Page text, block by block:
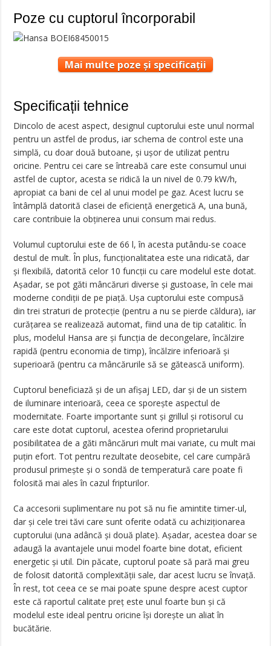
Poze cu cuptorul încorporabil
Mai multe poze și specificații
Specificații tehnice
Dincolo de acest aspect, designul cuptorului este unul normal
pentru un astfel de produs, iar schema de control este una
simplă, cu doar două butoane, şi uşor de utilizat pentru
oricine. Pentru cei care se întreabă care este consumul unui
astfel de cuptor, acesta se ridică la un nivel de 0.79 kW/h,
apropiat ca bani de cel al unui model pe gaz. Acest lucru se
întâmplă datorită clasei de eficienţă energetică A, una bună,
care contribuie la obţinerea unui consum mai redus.
Volumul cuptorului este de 66 l, în acesta putându-se coace
destul de mult. În plus, funcţionalitatea este una ridicată, dar
şi flexibilă, datorită celor 10 funcţii cu care modelul este dotat.
Aşadar, se pot găti mâncăruri diverse şi gustoase, în cele mai
moderne condiţii de pe piaţă. Uşa cuptorului este compusă
din trei straturi de protecţie (pentru a nu se pierde căldura), iar
curăţarea se realizează automat, fiind una de tip catalitic. În
plus, modelul Hansa are şi funcţia de decongelare, încălzire
rapidă (pentru economia de timp), încălzire inferioară şi
superioară (pentru ca mâncărurile să se gătească uniform).
Cuptorul beneficiază şi de un afişaj LED, dar şi de un sistem
de iluminare interioară, ceea ce sporeşte aspectul de
modernitate. Foarte importante sunt şi grillul şi rotisorul cu
care este dotat cuptorul, acestea oferind proprietarului
posibilitatea de a găti mâncăruri mult mai variate, cu mult mai
puţin efort. Tot pentru rezultate deosebite, cel care cumpără
produsul primeşte şi o sondă de temperatură care poate fi
folosită mai ales în cazul fripturilor.
Ca accesorii suplimentare nu pot să nu fie amintite timer-ul,
dar şi cele trei tăvi care sunt oferite odată cu achiziţionarea
cuptorului (una adâncă şi două plate). Aşadar, acestea doar se
adaugă la avantajele unui model foarte bine dotat, eficient
energetic şi util. Din păcate, cuptorul poate să pară mai greu
de folosit datorită complexităţii sale, dar acest lucru se învaţă.
În rest, tot ceea ce se mai poate spune despre acest cuptor
este că raportul calitate preţ este unul foarte bun şi că
modelul este ideal pentru oricine își dorește un aliat în
bucătărie.